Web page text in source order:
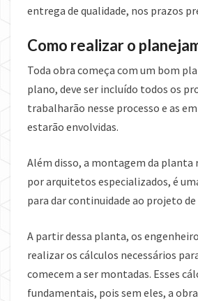
entrega de qualidade, nos prazos
Como realizar o
Toda obra começa com um bom
plano, deve ser incluído todos os
trabalharão nesse processo e as
estarão envolvidas.
Além disso, a montagem da planta
por arquitetos especializados, é
para dar continuidade ao projeto
A partir dessa planta, os
realizar os cálculos necessários
comecem a ser montadas. Esses
fundamentais, pois sem eles, a